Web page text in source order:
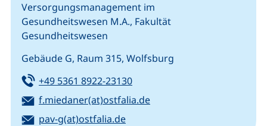
Versorgungsmanagement im
Gesundheitswesen M.A., Fakultät
Gesundheitswesen
Gebäude G, Raum 315, Wolfsburg
Tel:
+49 5361 8922-23130(startet einen Telefonanruf,
E-Mail:
f.miedaner(at)ostfalia.de(öffnet Ihr E-Mail-
E-Mail:
pav-g(at)ostfalia.de(öffnet Ihr E-Mail-Programm)